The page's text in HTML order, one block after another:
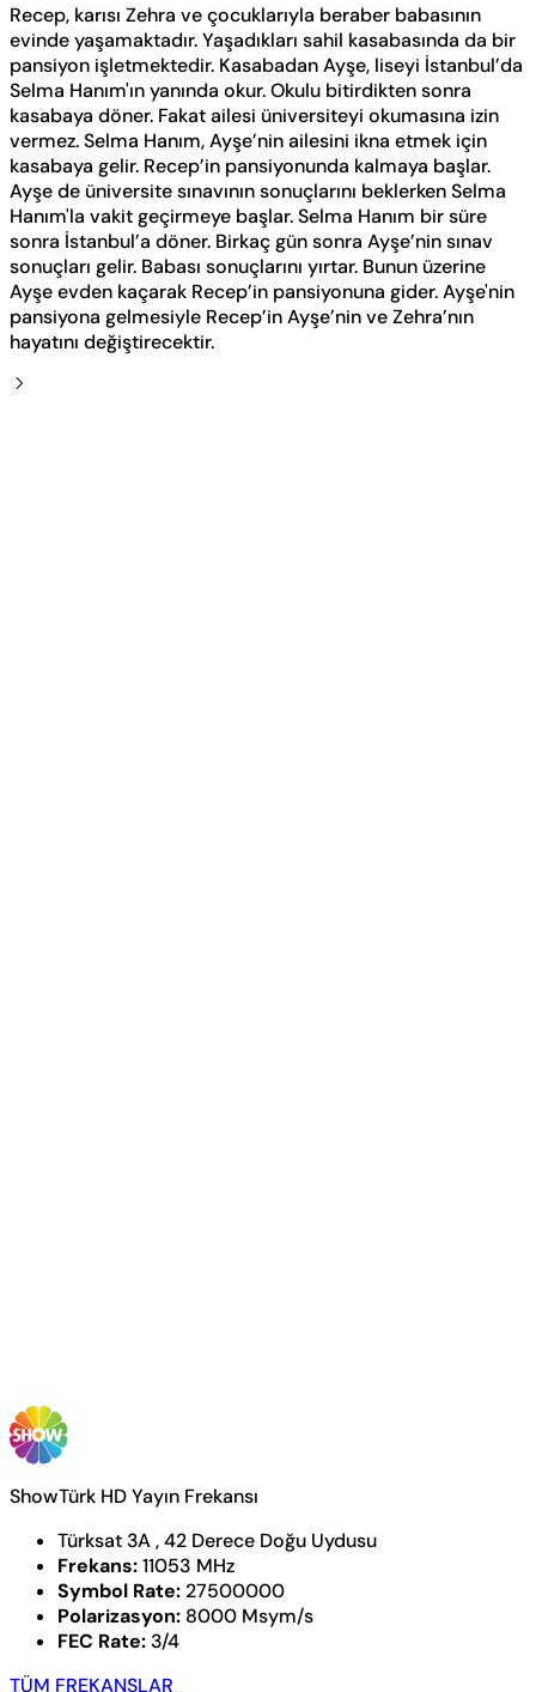
Recep, karısı Zehra ve çocuklarıyla beraber babasının
evinde yaşamaktadır. Yaşadıkları sahil kasabasında da bir
pansiyon işletmektedir. Kasabadan Ayşe, liseyi İstanbul’da
Selma Hanım'ın yanında okur. Okulu bitirdikten sonra
kasabaya döner. Fakat ailesi üniversiteyi okumasına izin
vermez. Selma Hanım, Ayşe’nin ailesini ikna etmek için
kasabaya gelir. Recep’in pansiyonunda kalmaya başlar.
Ayşe de üniversite sınavının sonuçlarını beklerken Selma
Hanım'la vakit geçirmeye başlar. Selma Hanım bir süre
sonra İstanbul’a döner. Birkaç gün sonra Ayşe’nin sınav
sonuçları gelir. Babası sonuçlarını yırtar. Bunun üzerine
Ayşe evden kaçarak Recep’in pansiyonuna gider. Ayşe'nin
pansiyona gelmesiyle Recep’in Ayşe’nin ve Zehra’nın
hayatını değiştirecektir.
ShowTürk HD Yayın Frekansı
Türksat 3A , 42 Derece Doğu Uydusu
Frekans:11053 MHz
Symbol Rate: 27500000
Polarizasyon: 8000 Msym/s
FEC Rate: 3/4
TÜM FREKANSLAR